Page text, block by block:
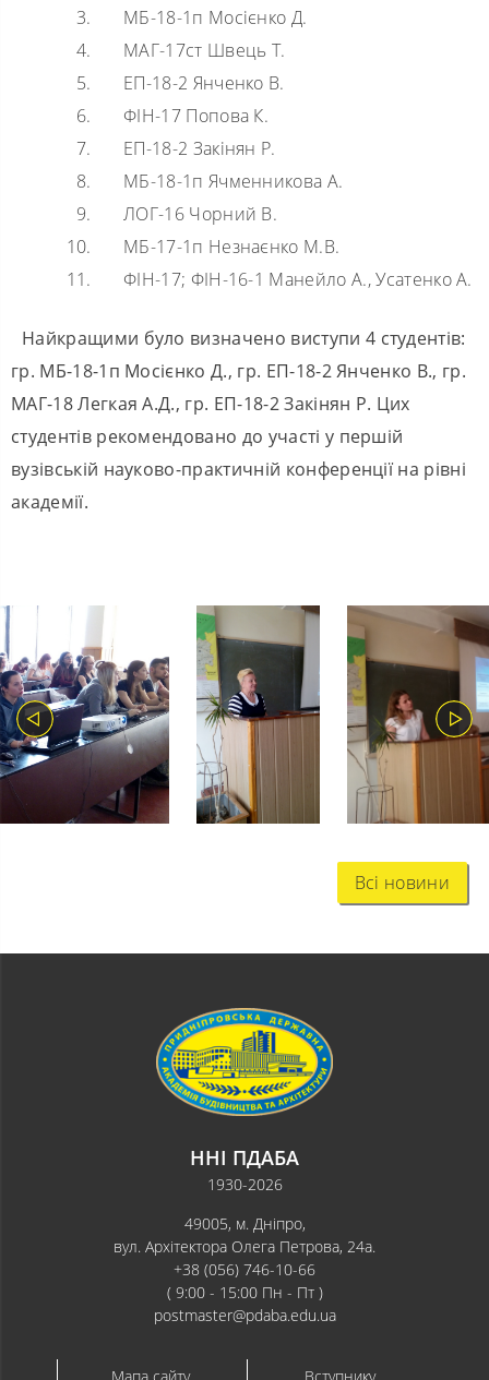
МБ-18-1п Мосієнко Д.
МАГ-17ст Швець Т.
ЕП-18-2 Янченко В.
ФІН-17 Попова К.
ЕП-18-2 Закінян Р.
МБ-18-1п Ячменникова А.
ЛОГ-16 Чорний В.
МБ-17-1п Незнаєнко М.В.
ФІН-17; ФІН-16-1 Манейло А., Усатенко А.
Найкращими було визначено виступи 4 студентів:
гр. МБ-18-1п Мосієнко Д., гр. ЕП-18-2 Янченко В., гр.
МАГ-18 Легкая А.Д., гр. ЕП-18-2 Закінян Р. Цих
студентів рекомендовано до участі у першій
вузівській науково-практичній конференції на рівні
академії.
Всі новини
ННІ ПДАБА
1930-2026
49005, м. Дніпро,
вул. Архітектора Олега Петрова, 24а.
+38 (056) 746-10-66
( 9:00 - 15:00 Пн - Пт )
postmaster@pdaba.edu.ua
Мапа сайту Вступнику